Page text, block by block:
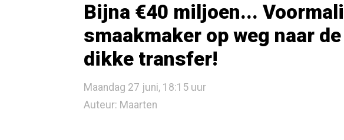
Bijna €40 miljoen...
smaakmaker op weg naar
dikke transfer!
Maandag 27 juni, 18:15 uur
Auteur: Maarten